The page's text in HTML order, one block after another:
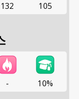
132 105
- 10%